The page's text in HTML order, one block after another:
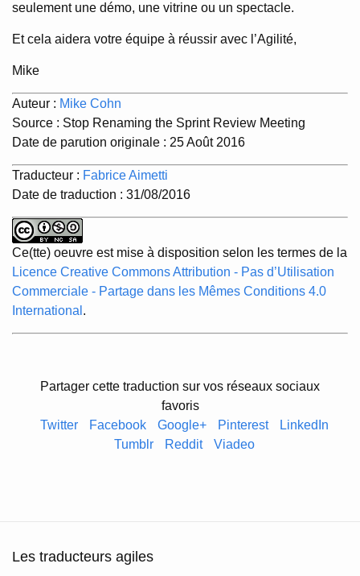
seulement une démo, une vitrine ou un spectacle.
Et cela aidera votre équipe à réussir avec l’Agilité,
Mike
Auteur : Mike Cohn
Source : Stop Renaming the Sprint Review Meeting
Date de parution originale : 25 Août 2016
Traducteur : Fabrice Aimetti
Date de traduction : 31/08/2016
Ce(tte) oeuvre est mise à disposition selon les termes de la
Licence Creative Commons Attribution - Pas d’Utilisation
Commerciale - Partage dans les Mêmes Conditions 4.0
International .
Partager cette traduction sur vos réseaux sociaux
favoris
Twitter
Facebook Google+ Pinterest
LinkedIn
Tumblr
Reddit Viadeo
Les traducteurs agiles